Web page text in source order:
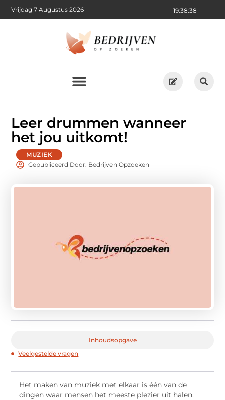
19:38:38
Vrijdag 7 Augustus 2026
Leer drummen wanneer
het jou uitkomt!
MUZIEK
Gepubliceerd Door: Bedrijven Opzoeken
Inhoudsopgave
Veelgestelde vragen
Het maken van muziek met elkaar is één van de
dingen waar mensen het meeste plezier uit halen.